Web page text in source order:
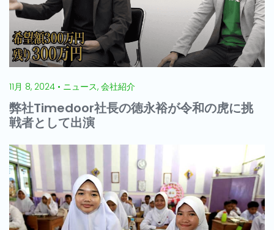
11月 8, 2024 • ニュース, 会社紹介
弊社Timedoor社長の徳永裕が令和の虎に挑
戦者として出演